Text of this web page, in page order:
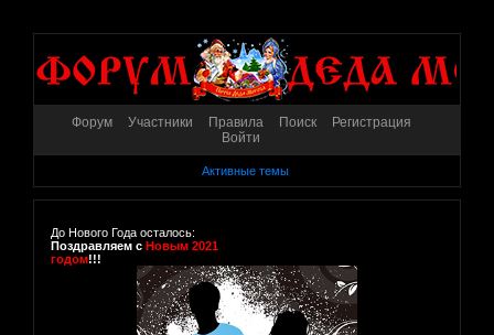
Форум Участники Правила Поиск
Регистрация
Войти
Активные темы
До Нового Года осталось:
Поздравляем с Новым 2021
годом!!!